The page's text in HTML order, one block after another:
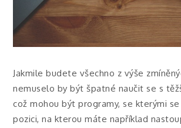
Jakmile budete všechno z výše
nemuselo by být špatné naučit se s
což mohou být programy, se kterými
pozici, na kterou máte například